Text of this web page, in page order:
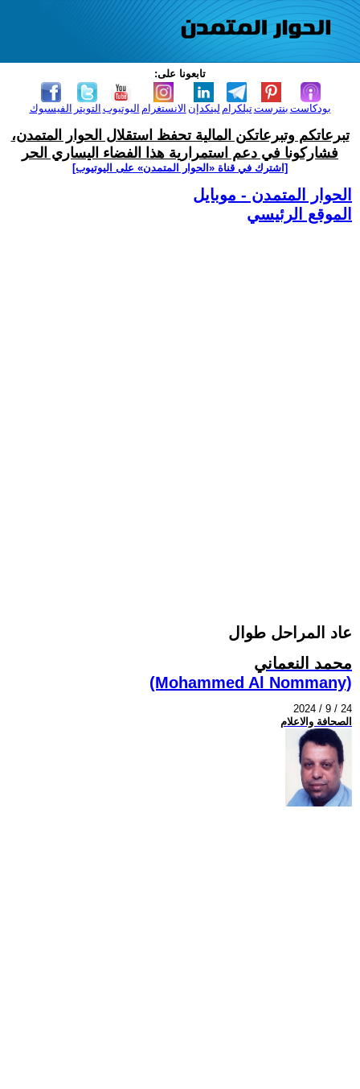
تابعونا على:
الفيسبوك التويتر اليوتيوب الانستغرام لينكدإن تيلكرامبنترست بودكاست
تبرعاتكم وتبرعاتكن المالية تحفظ استقلال الحوار المتمدن،
فشاركونا في دعم استمرارية هذا الفضاء اليساري الحر
[اشترك في قناة ‫«الحوار المتمدن» على اليوتيوب]
الحوار المتمدن - موبايل
الموقع الرئيسي
عاد المراحل طوال
محمد النعماني
(Mohammed Al Nommany)
2024 / 9 / 24
الصحافة والاعلام